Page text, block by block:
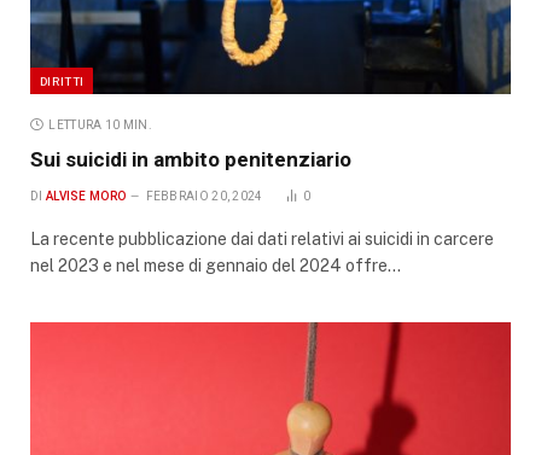
DIRITTI
LETTURA 10 MIN.
Sui suicidi in ambito penitenziario
DI ALVISE MORO FEBBRAIO 20, 2024 0
La recente pubblicazione dai dati relativi ai suicidi in carcere
nel 2023 e nel mese di gennaio del 2024 offre…